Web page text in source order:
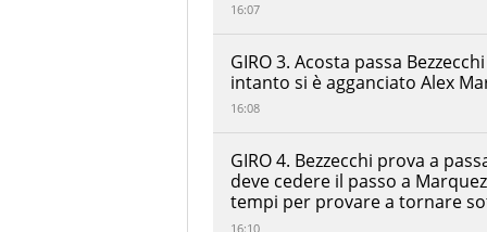
GIRO 4. Bezzecchi prova a
deve cedere il passo a
tempi per provare a tornare
16:10
GIRO 3. Acosta passa
intanto si è agganciato Alex
16:08
16:07
Bastianini
Red Bull
KTM Tech3
+00:00:13.469
Miller
Prima
Pramac
Racing
+00:00:14.520
Franco